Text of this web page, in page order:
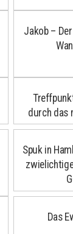
Jakob –
durch das
Spuk in
Das